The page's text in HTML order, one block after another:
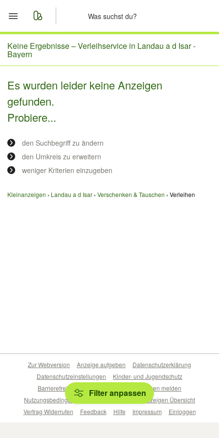
Start
Merkliste
Nachrichten
Anzeige aufgeben
Keine Ergebnisse –Verleihservice in Landau a d Isar -
Bayern
Es wurden leider keine Anzeigen
gefunden.
Probiere...
den Suchbegriff zu ändern
den Umkreis zu erweitern
weniger Kriterien einzugeben
Kleinanzeigen Landau a d Isar Verschenken & Tauschen Verleihen
Filter anpassen
Zur Webversion Anzeige aufgeben
Datenschutzerklärung
Datenschutzeinstellungen
Kinder- und Jugendschutz
Barrierefreiheitserklärung
Sicherheitslücken melden
Nutzungsbedingungen
Beliebte Suchen
Anzeigen Übersicht
Vertrag Widerrufen
Feedback Hilfe Impressum Einloggen